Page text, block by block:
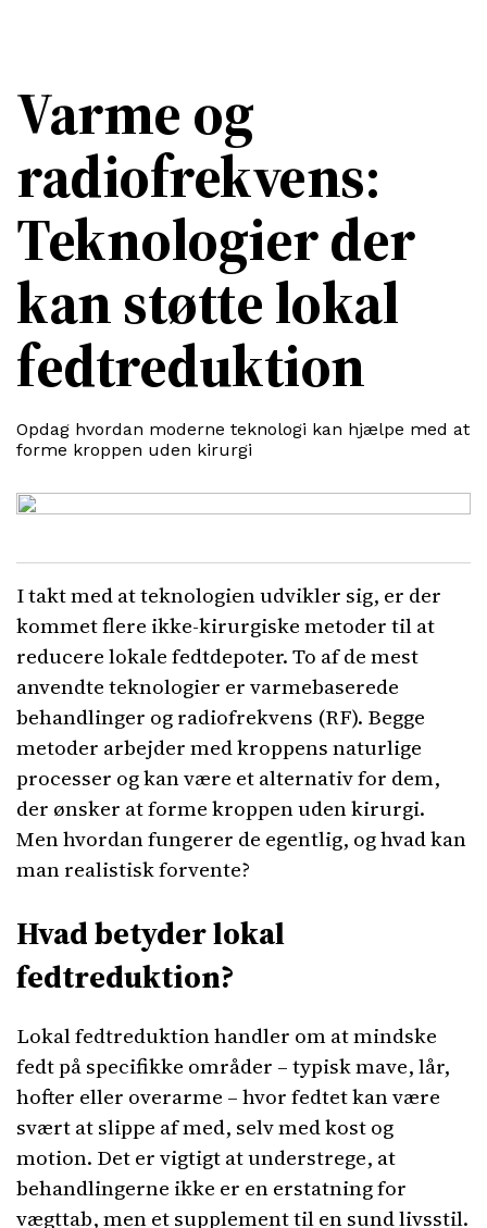
Varme og
radiofrekvens:
Teknologier der
kan støtte lokal
fedtreduktion
Opdag hvordan moderne teknologi kan hjælpe med at
forme kroppen uden kirurgi
I takt med at teknologien udvikler sig, er der
kommet flere ikke-kirurgiske metoder til at
reducere lokale fedtdepoter. To af de mest
anvendte teknologier er varmebaserede
behandlinger og radiofrekvens (RF). Begge
metoder arbejder med kroppens naturlige
processer og kan være et alternativ for dem,
der ønsker at forme kroppen uden kirurgi.
Men hvordan fungerer de egentlig, og hvad kan
man realistisk forvente?
Hvad betyder lokal
fedtreduktion?
Lokal fedtreduktion handler om at mindske
fedt på specifikke områder – typisk mave, lår,
hofter eller overarme – hvor fedtet kan være
svært at slippe af med, selv med kost og
motion. Det er vigtigt at understrege, at
behandlingerne ikke er en erstatning for
vægttab, men et supplement til en sund livsstil.